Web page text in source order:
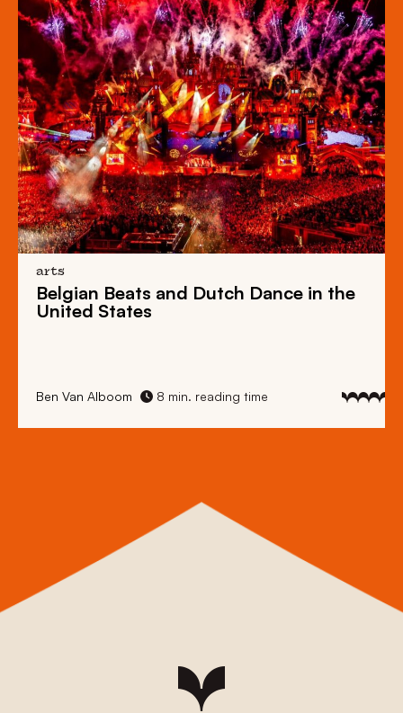
arts
Belgian Beats and Dutch Dance in the
United States
Ben Van Alboom 8 min. reading time